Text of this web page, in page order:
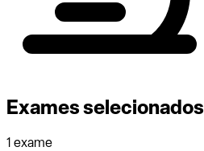
Exames selecionados
1 exame